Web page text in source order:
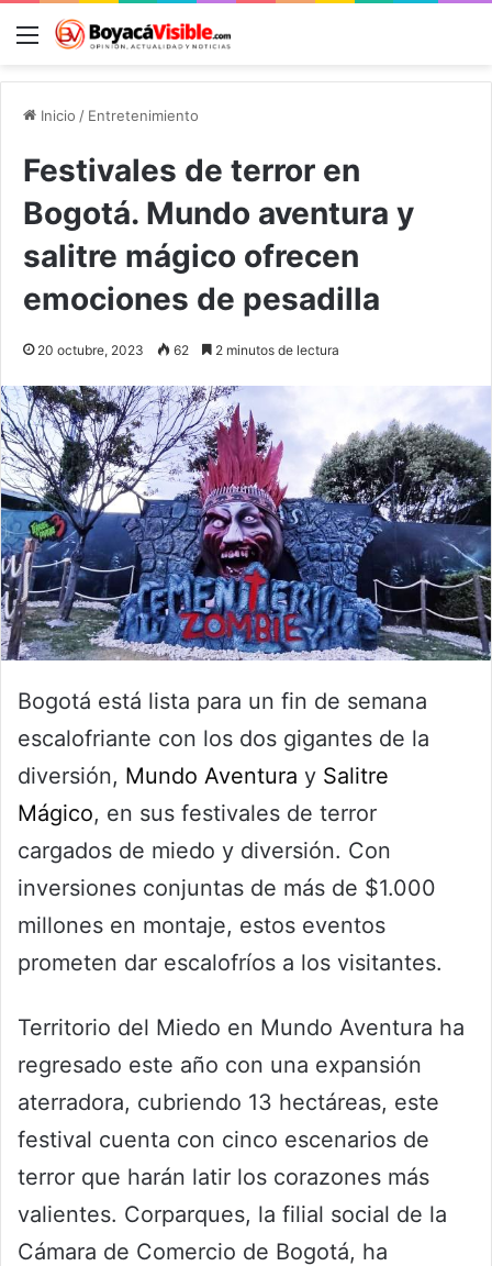
Menú
Inicio / Entretenimiento
Festivales de terror en
Bogotá. Mundo aventura y
salitre mágico ofrecen
emociones de pesadilla
20 octubre, 2023 62 2 minutos de lectura
Bogotá está lista para un fin de semana
escalofriante con los dos gigantes de la
diversión, Mundo Aventura y Salitre
Mágico, en sus festivales de terror
cargados de miedo y diversión. Con
inversiones conjuntas de más de $1.000
millones en montaje, estos eventos
prometen dar escalofríos a los visitantes.
Territorio del Miedo en Mundo Aventura ha
regresado este año con una expansión
aterradora, cubriendo 13 hectáreas, este
festival cuenta con cinco escenarios de
terror que harán latir los corazones más
valientes. Corparques, la filial social de la
Cámara de Comercio de Bogotá, ha